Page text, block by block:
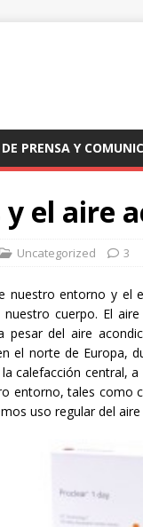
PRENSA Y
el aire
Uncategorized 3
nuestro entorno y el
cuerpo. El
pesar del aire
el norte de Europa,
calefacción central,
entorno, tales como
uso regular del